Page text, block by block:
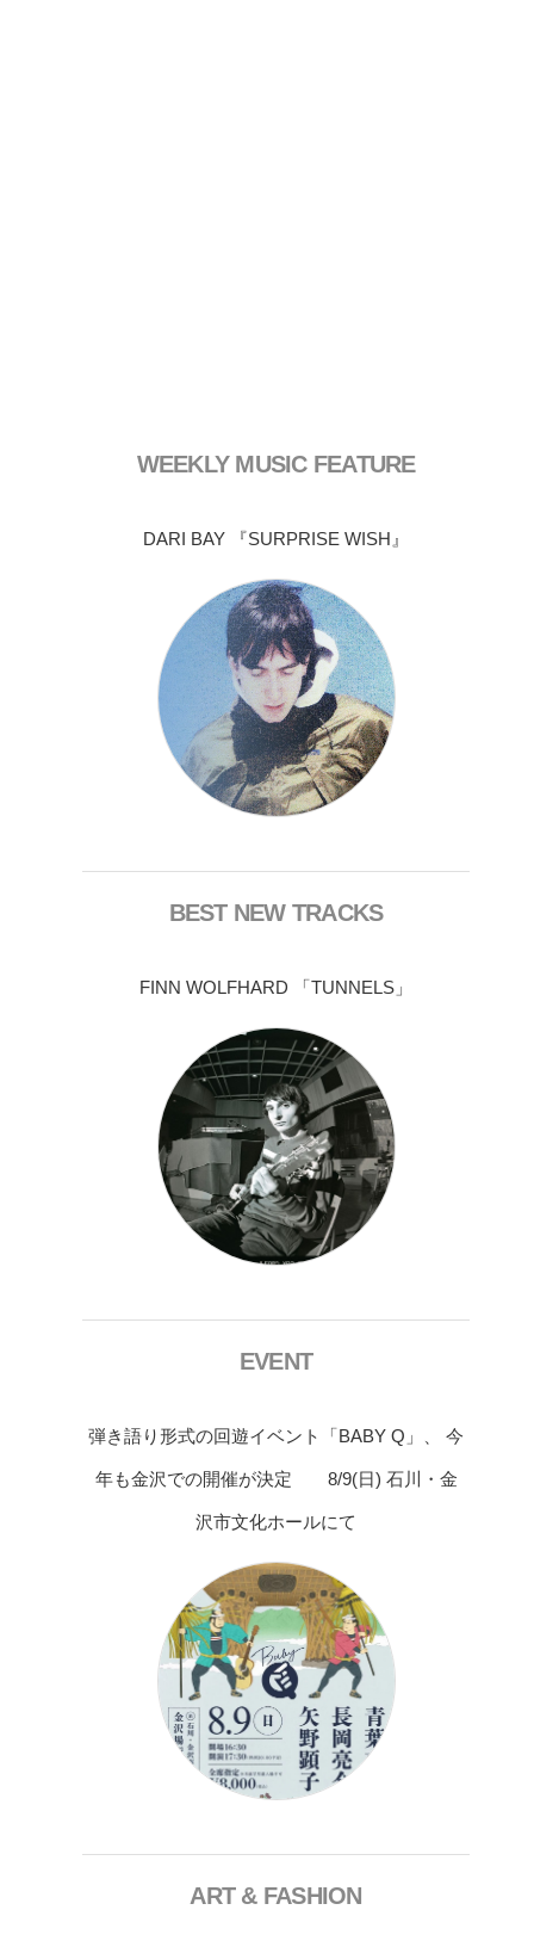
WEEKLY MUSIC FEATURE
DARI BAY 『SURPRISE WISH』
BEST NEW TRACKS
FINN WOLFHARD 「TUNNELS」
EVENT
弾き語り形式の回遊イベント「BABY Q」、 今
年も金沢での開催が決定 8/9(日) 石川・金
沢市文化ホールにて
ART & FASHION